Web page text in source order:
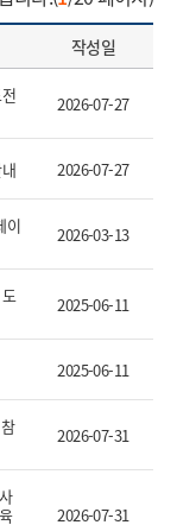
열기
작성일
2026-07-27
2026-07-27
이
2026-03-13
2025-06-11
2025-06-11
2026-07-31
2026-07-31